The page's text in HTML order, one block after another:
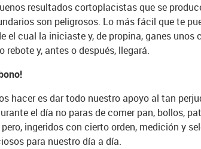
resultados cortoplacistas que se
son peligrosos. Lo más fácil que te
el cual la iniciaste y, de propina, ganes unos
y, antes o después, llegará.
hacer es dar todo nuestro apoyo al tan
el día no paras de comer pan, bollos,
ingeridos con cierto orden, medición y
para nuestro día a día.